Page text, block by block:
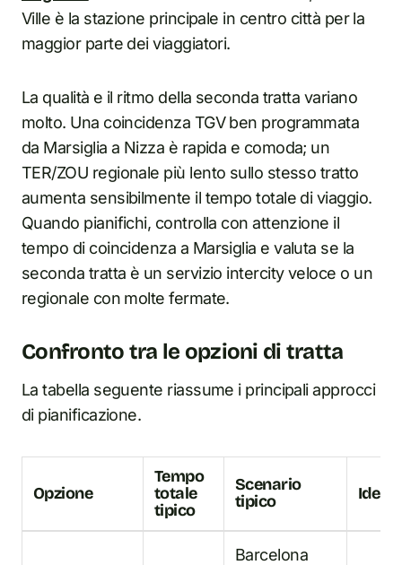
Ville è la stazione principale in centro città per la
maggior parte dei viaggiatori.
La qualità e il ritmo della seconda tratta variano
molto. Una coincidenza TGV ben programmata
da Marsiglia a Nizza è rapida e comoda; un
TER/ZOU regionale più lento sullo stesso tratto
aumenta sensibilmente il tempo totale di viaggio.
Quando pianifichi, controlla con attenzione il
tempo di coincidenza a Marsiglia e valuta se la
seconda tratta è un servizio intercity veloce o un
regionale con molte fermate.
Confronto tra le opzioni di tratta
La tabella seguente riassume i principali approcci
di pianificazione.
Opzione
Tempo
totale
tipico
Scenario
tipico
Barcelona